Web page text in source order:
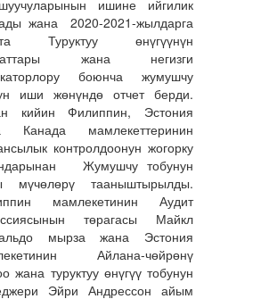
ишине ийгилик
жана 2020-2021-жылдарга
Туруктуу өнүгүүнүн
жана негизги
боюнча жумушчу
иши жөнүндө отчет берди.
кийин Филиппин, Эстония
Канада мамлекеттеринин
контролдоонун жогорку
Жумушчу тобунун
мүчөлөрү тааныштырылды.
мамлекетинин Аудит
төрагасы Майкл
мырза жана Эстония
Айлана-чөйрөнү
жана туруктуу өнүгүү тобунун
Эйри Андрессон айым